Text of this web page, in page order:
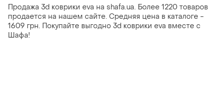
Продажа 3d коврики eva на shafa.ua. Более 1220 товаров
продается на нашем сайте. Средняя цена в каталоге -
1609 грн. Покупайте выгодно 3d коврики eva вместе с
Шафа!